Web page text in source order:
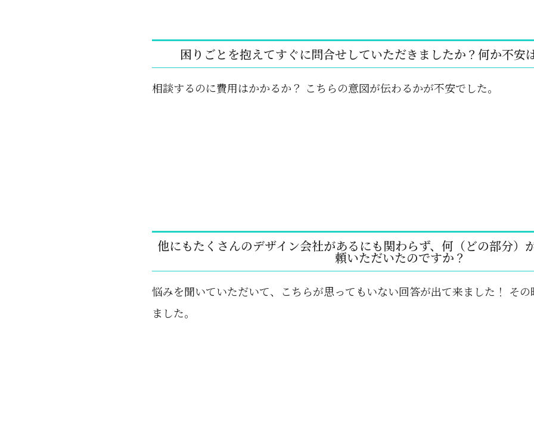
困りごとを抱えてすぐに問合せしていただきましたか？何か不安
相談するのに費用はかかるか？ こちらの意図が伝わるかが不安でした。
他にもたくさんのデザイン会社があるにも関わらず、何（どの部分）
頼いただいたのですか？
悩みを聞いていただいて、こちらが思ってもいない回答が出て来ました！ そ
ました。